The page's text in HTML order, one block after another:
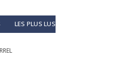
LES PLUS LUS